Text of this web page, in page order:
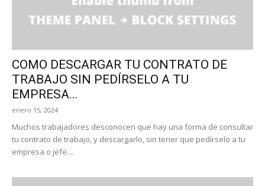
COMO DESCARGAR TU CONTRATO DE
TRABAJO SIN PEDÍRSELO A TU
EMPRESA...
enero 15, 2024
Muchos trabajadores desconocen que hay una forma de consultar
tu contrato de trabajo, y descargarlo, sin tener que pedírselo a tu
empresa o jefe....